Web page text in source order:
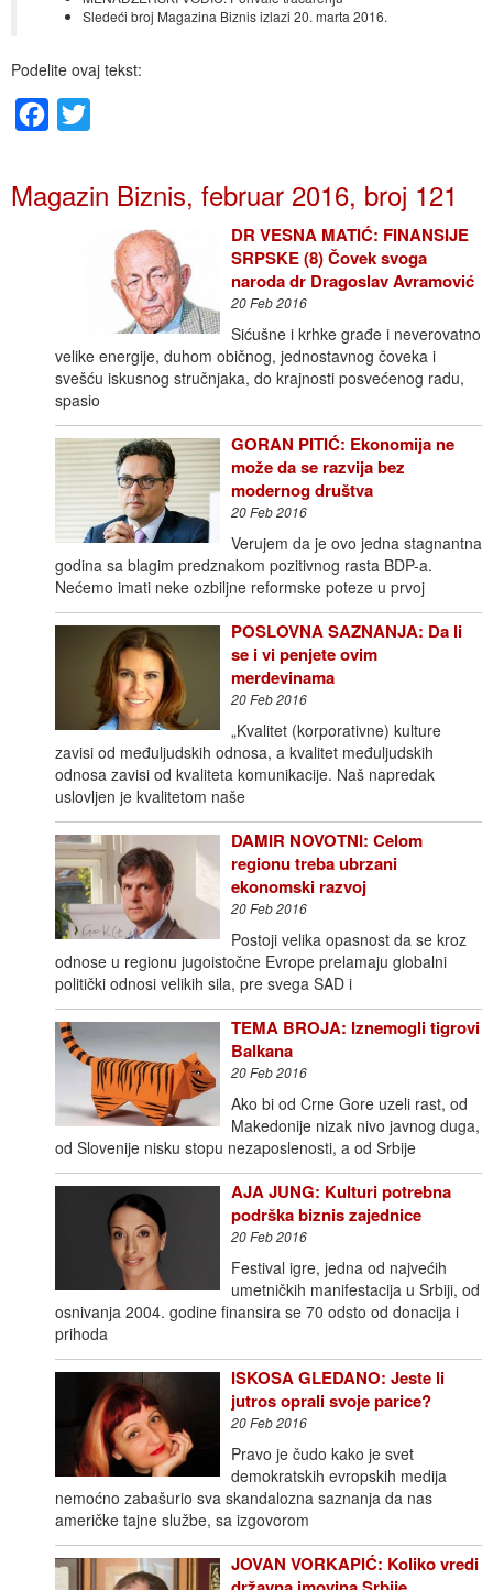
Sledeći broj Magazina Biznis izlazi 20. marta 2016.
Podelite ovaj tekst:
Facebook
Magazin Biznis, februar 2016, broj 121
DR VESNA MATIĆ: FINANSIJE
SRPSKE (8) Čovek svoga
naroda dr Dragoslav Avramović
20 Feb 2016
Sićušne i krhke građe i neverovatno
velike energije, duhom običnog, jednostavnog čoveka i
svešću iskusnog stručnjaka, do krajnosti posvećenog radu,
spasio
GORAN PITIĆ: Ekonomija ne
može da se razvija bez
modernog društva
20 Feb 2016
Verujem da je ovo jedna stagnantna
godina sa blagim predznakom pozitivnog rasta BDP-a.
Nećemo imati neke ozbiljne reformske poteze u prvoj
POSLOVNA SAZNANJA: Da li
se i vi penjete ovim
merdevinama
20 Feb 2016
„Kvalitet (korporativne) kulture
zavisi od međuljudskih odnosa, a kvalitet međuljudskih
odnosa zavisi od kvaliteta komunikacije. Naš napredak
uslovljen je kvalitetom naše
DAMIR NOVOTNI: Celom
regionu treba ubrzani
ekonomski razvoj
20 Feb 2016
Postoji velika opasnost da se kroz
odnose u regionu jugoistočne Evrope prelamaju globalni
politički odnosi velikih sila, pre svega SAD i
TEMA BROJA: Iznemogli tigrovi
Balkana
20 Feb 2016
Ako bi od Crne Gore uzeli rast, od
Makedonije nizak nivo javnog duga,
od Slovenije nisku stopu nezaposlenosti, a od Srbije
AJA JUNG: Kulturi potrebna
podrška biznis zajednice
20 Feb 2016
Festival igre, jedna od najvećih
umetničkih manifestacija u Srbiji, od
osnivanja 2004. godine finansira se 70 odsto od donacija i
prihoda
ISKOSA GLEDANO: Jeste li
jutros oprali svoje parice?
20 Feb 2016
Pravo je čudo kako je svet
demokratskih evropskih medija
nemoćno zabašurio sva skandalozna saznanja da nas
američke tajne službe, sa izgovorom
JOVAN VORKAPIĆ: Koliko vredi